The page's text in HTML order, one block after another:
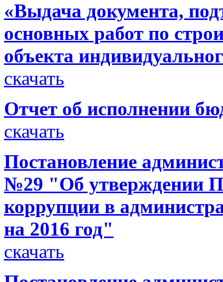
«Выдача документа,
основных работ по
объекта
скачать
Отчет об исполнении
скачать
Постановление
№29 "Об утверждении
коррупции в
на 2016 год"
скачать